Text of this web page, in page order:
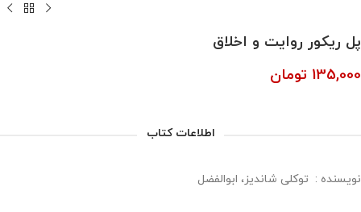
پل ریکور روایت و اخلاق
135,000 تومان
اطلاعات کتاب
نویسنده : توکلی شاندیز، ابوالفضل